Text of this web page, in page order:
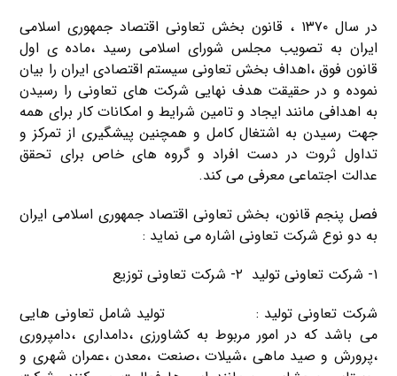
در سال ۱۳۷۰ ، قانون بخش تعاونی اقتصاد جمهوری اسلامی
ایران به تصویب مجلس شورای اسلامی رسید ،ماده ی اول
قانون فوق ،اهداف بخش تعاونی سیستم اقتصادی ایران را بیان
نموده و در حقیقت هدف نهایی شرکت های تعاونی را رسیدن
به اهدافی مانند ایجاد و تامین شرایط و امکانات کار برای همه
جهت رسیدن به اشتغال کامل و همچنین پیشگیری از تمرکز و
تداول ثروت در دست افراد و گروه های خاص برای تحقق
عدالت اجتماعی معرفی می کند.
فصل پنجم قانون، بخش تعاونی اقتصاد جمهوری اسلامی ایران
به دو نوع شرکت تعاونی اشاره می نماید :
۱- شرکت تعاونی تولید ۲- شرکت تعاونی توزیع
شرکت تعاونی تولید :
تولید شامل تعاونی هایی
می باشد که در امور مربوط به کشاورزی ،دامداری ،دامپروری
،پرورش و صید ماهی ،شیلات ،صنعت ،معدن ،عمران شهری و